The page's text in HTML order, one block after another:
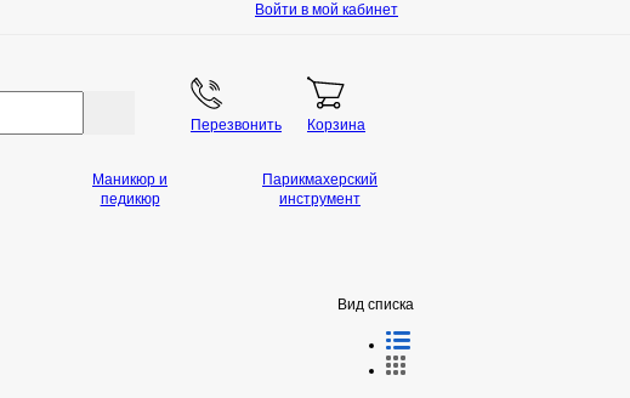
Войти в мой кабинет
Перезвонить Корзина
Вид списка
Маникюр и
педикюр
Парикмахерский
инструмент